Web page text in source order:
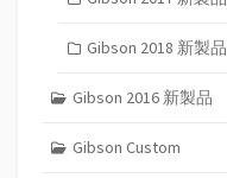
Gibson 2018 新製品
Gibson 2016 新製品
Gibson Custom